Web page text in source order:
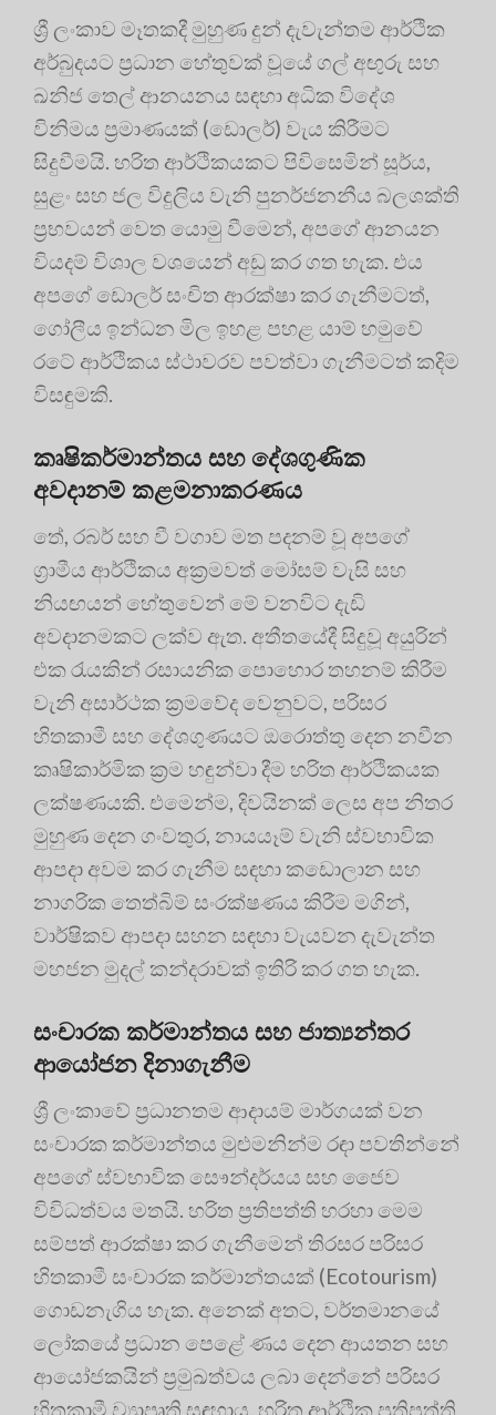
ශ්‍රී ලංකාව මෑතකදී මුහුණ දුන් දැවැන්තම ආර්ථික
අර්බුදයට ප්‍රධාන හේතුවක් වූයේ ගල් අඟුරු සහ
ඛනිජ තෙල් ආනයනය සඳහා අධික විදේශ
විනිමය ප්‍රමාණයක් (ඩොලර්) වැය කිරීමට
සිදුවීමයි. හරිත ආර්ථිකයකට පිවිසෙමින් සූර්ය,
සුළං සහ ජල විදුලිය වැනි පුනර්ජනනීය බලශක්ති
ප්‍රභවයන් වෙත යොමු වීමෙන්, අපගේ ආනයන
වියදම් විශාල වශයෙන් අඩු කර ගත හැක. එය
අපගේ ඩොලර් සංචිත ආරක්ෂා කර ගැනීමටත්,
ගෝලීය ඉන්ධන මිල ඉහළ පහළ යාම් හමුවේ
රටේ ආර්ථිකය ස්ථාවරව පවත්වා ගැනීමටත් කදිම
විසඳුමකි.
කෘෂිකර්මාන්තය සහ දේශගුණික
අවදානම් කළමනාකරණය
තේ, රබර් සහ වී වගාව මත පදනම් වූ අපගේ
ග්‍රාමීය ආර්ථිකය අක්‍රමවත් මෝසම් වැසි සහ
නියඟයන් හේතුවෙන් මේ වනවිට දැඩි
අවදානමකට ලක්ව ඇත. අතීතයේදී සිදුවූ අයුරින්
එක රැයකින් රසායනික පොහොර තහනම් කිරීම
වැනි අසාර්ථක ක්‍රමවේද වෙනුවට, පරිසර
හිතකාමී සහ දේශගුණයට ඔරොත්තු දෙන නවීන
කෘෂිකාර්මික ක්‍රම හඳුන්වා දීම හරිත ආර්ථිකයක
ලක්ෂණයකි. එමෙන්ම, දිවයිනක් ලෙස අප නිතර
මුහුණ දෙන ගංවතුර, නායයෑම් වැනි ස්වභාවික
ආපදා අවම කර ගැනීම සඳහා කඩොලාන සහ
නාගරික තෙත්බිම් සංරක්ෂණය කිරීම මගින්,
වාර්ෂිකව ආපදා සහන සඳහා වැයවන දැවැන්ත
මහජන මුදල් කන්දරාවක් ඉතිරි කර ගත හැක.
සංචාරක කර්මාන්තය සහ ජාත්‍යන්තර
ආයෝජන දිනාගැනීම
ශ්‍රී ලංකාවේ ප්‍රධානතම ආදායම් මාර්ගයක් වන
සංචාරක කර්මාන්තය මුළුමනින්ම රඳා පවතින්නේ
අපගේ ස්වභාවික සෞන්දර්යය සහ ජෛව
විවිධත්වය මතයි. හරිත ප්‍රතිපත්ති හරහා මෙම
සම්පත් ආරක්ෂා කර ගැනීමෙන් තිරසර පරිසර
හිතකාමී සංචාරක කර්මාන්තයක් (Ecotourism)
ගොඩනැගිය හැක. අනෙක් අතට, වර්තමානයේ
ලෝකයේ ප්‍රධාන පෙළේ ණය දෙන ආයතන සහ
ආයෝජකයින් ප්‍රමුඛත්වය ලබා දෙන්නේ පරිසර
හිතකාමී ව්‍යාපෘති සඳහාය. හරිත ආර්ථික ප්‍රතිපත්ති